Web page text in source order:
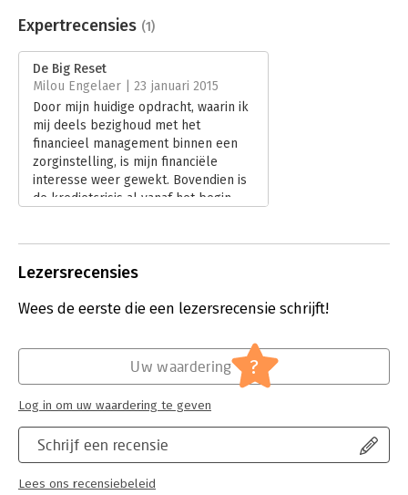
Bestandsformaat:
epub
Uitgever:
Amsterdam University Press
Druk:
Verschijningsdatum:
23-5-2014
Hoofdrubriek: Economie
Expertrecensies (1)
De Big Reset
Milou Engelaer | 23 januari 2015
Door mijn huidige opdracht, waarin ik
mij deels bezighoud met het
financieel management binnen een
zorginstelling, is mijn financiële
interesse weer gewekt. Bovendien is
de kredietcrisis al vanaf het begin
inhoudelijke kennis rondom dit
keuze voor Willem Middelkoops ‘De
Lezersrecensies
Wees de eerste die een lezersrecensie schrijft!
Schrijf een recensie
Lees ons recensiebeleid
Uw waardering ?
Log in om uw waardering te geven